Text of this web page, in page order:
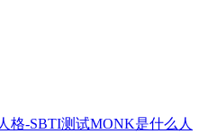
格-SBTI测试MONK是什么人